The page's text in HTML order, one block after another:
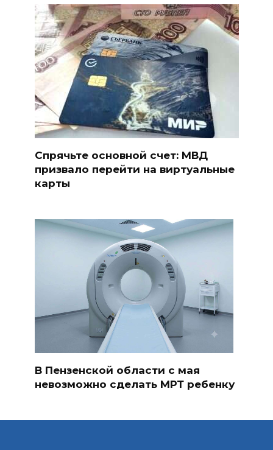
Спрячьте основной счет: МВД
призвало перейти на виртуальные
карты
В Пензенской области с мая
невозможно сделать МРТ ребенку